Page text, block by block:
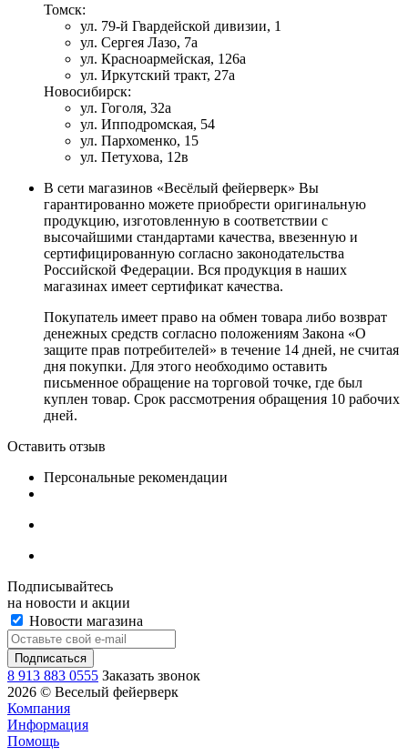
Томск:
ул. 79-й Гвардейской дивизии, 1
ул. Сергея Лазо, 7а
ул. Красноармейская, 126а
ул. Иркутский тракт, 27а
Новосибирск:
ул. Гоголя, 32а
ул. Ипподромская, 54
ул. Пархоменко, 15
ул. Петухова, 12в
В сети магазинов «Весёлый фейерверк» Вы
гарантированно можете приобрести оригинальную
продукцию, изготовленную в соответствии с
высочайшими стандартами качества, ввезенную и
сертифицированную согласно законодательства
Российской Федерации. Вся продукция в наших
магазинах имеет сертификат качества.
Покупатель имеет право на обмен товара либо возврат
денежных средств согласно положениям Закона «О
защите прав потребителей» в течение 14 дней, не считая
дня покупки. Для этого необходимо оставить
письменное обращение на торговой точке, где был
куплен товар. Срок рассмотрения обращения 10 рабочих
дней.
Оставить отзыв
Персональные рекомендации
Подписывайтесь
на новости и акции
Новости магазина
8 913 883 0555 Заказать звонок
2026 © Веселый фейерверк
Компания
Информация
Помощь